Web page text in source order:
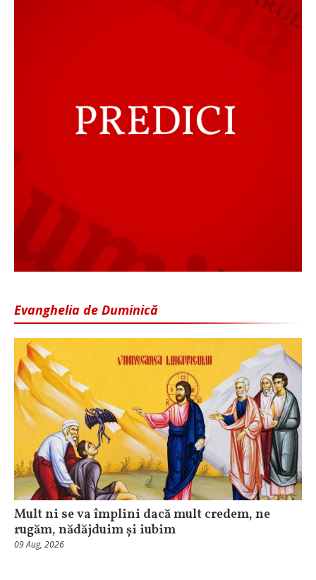
Evanghelia de Duminică
Mult ni se va împlini dacă mult credem, ne
rugăm, nădăjduim și iubim
09 Aug, 2026